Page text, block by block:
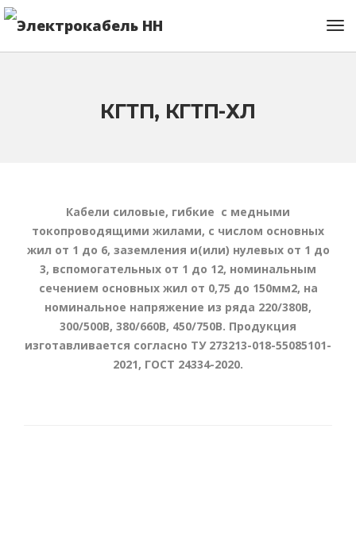
КГТП, КГТП-ХЛ
Кабели силовые, гибкие с медными
токопроводящими жилами, с числом основных
жил от 1 до 6, заземления и(или) нулевых от 1 до
3, вспомогательных от 1 до 12, номинальным
сечением основных жил от 0,75 до 150мм2, на
номинальное напряжение из ряда 220/380В,
300/500В, 380/660В, 450/750В. Продукция
изготавливается согласно ТУ 273213-018-55085101-
2021, ГОСТ 24334-2020.